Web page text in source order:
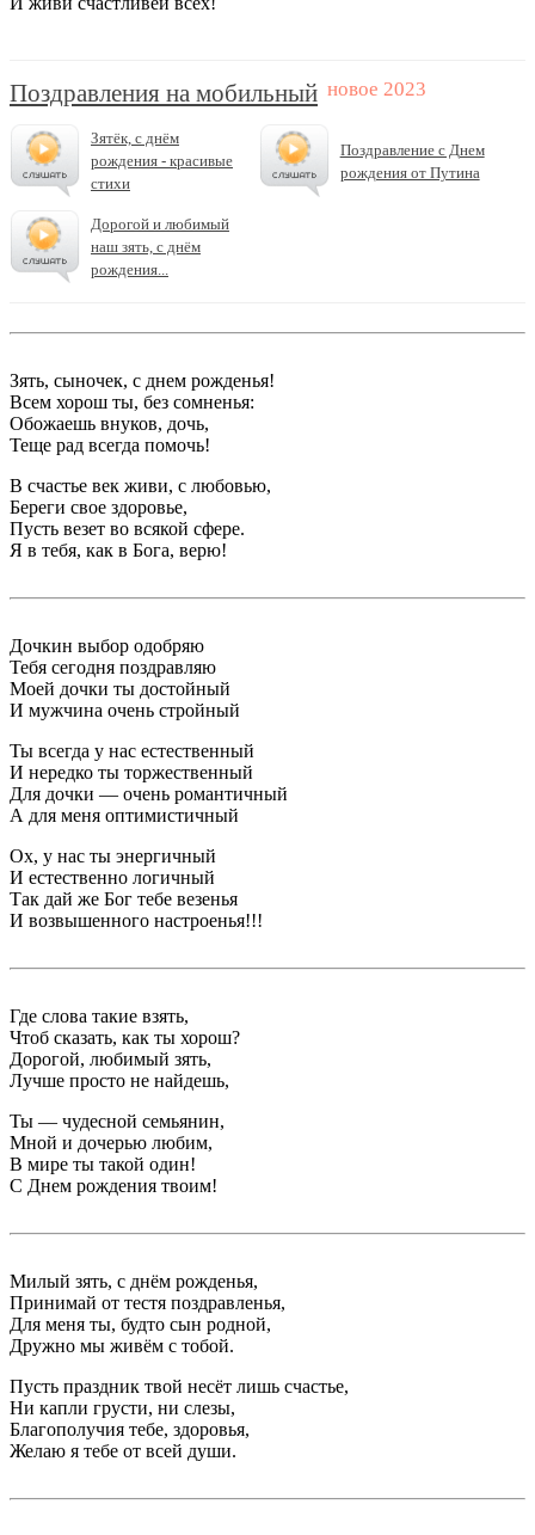
Поздравления на мобильный
Зятёк, с днём
рождения - красивые
стихи
Поздравление с Днем
рождения от Путина
Дорогой и любимый
наш зять, с днём
рождения...
Зять, сыночек, с днем рожденья!
Всем хорош ты, без сомненья:
Обожаешь внуков, дочь,
Теще рад всегда помочь!
В счастье век живи, с любовью,
Береги свое здоровье,
Пусть везет во всякой сфере.
Я в тебя, как в Бога, верю!
Дочкин выбор одобряю
Тебя сегодня поздравляю
Моей дочки ты достойный
И мужчина очень стройный
Ты всегда у нас естественный
И нередко ты торжественный
Для дочки — очень романтичный
А для меня оптимистичный
Ох, у нас ты энергичный
И естественно логичный
Так дай же Бог тебе везенья
И возвышенного настроенья!!!
Где слова такие взять,
Чтоб сказать, как ты хорош?
Дорогой, любимый зять,
Лучше просто не найдешь,
Ты — чудесной семьянин,
Мной и дочерью любим,
В мире ты такой один!
С Днем рождения твоим!
Милый зять, с днём рожденья,
Принимай от тестя поздравленья,
Для меня ты, будто сын родной,
Дружно мы живём с тобой.
Пусть праздник твой несёт лишь счастье,
Ни капли грусти, ни слезы,
Благополучия тебе, здоровья,
Желаю я тебе от всей души.